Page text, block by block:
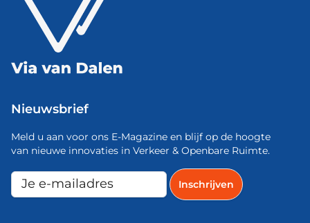
Nieuwsbrief
Meld u aan voor ons E-Magazine en blijf op de hoogte
van nieuwe innovaties in Verkeer & Openbare Ruimte.